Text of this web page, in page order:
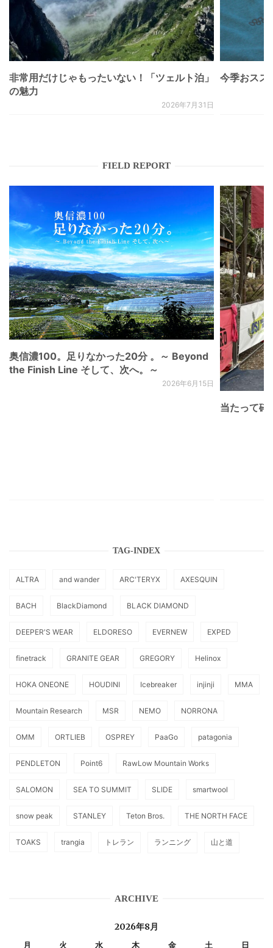
非常用だけじゃもったいない！「ツェルト泊」
の魅力
2026年7月31日
今季おスス
FIELD REPORT
奥信濃100。足りなかった20分 。～ Beyond
the Finish Line そして、次へ。～
2026年6月15日
当たって砕
TAG-INDEX
ALTRA and wander ARC'TERYX AXESQUIN
BACH BlackDiamond BLACK DIAMOND
DEEPER'S WEAR ELDORESO EVERNEW EXPED
finetrack GRANITE GEAR GREGORY Helinox
HOKA ONEONE HOUDINI Icebreaker injinji MMA
Mountain Research MSR NEMO NORRONA
OMM ORTLIEB OSPREY PaaGo patagonia
PENDLETON Point6 RawLow Mountain Works
SALOMON SEA TO SUMMIT SLIDE smartwool
snow peak STANLEY Teton Bros. THE NORTH FACE
TOAKS trangia トレラン ランニング 山と道
ARCHIVE
2026年8月
月 火 水 木 金 土 日